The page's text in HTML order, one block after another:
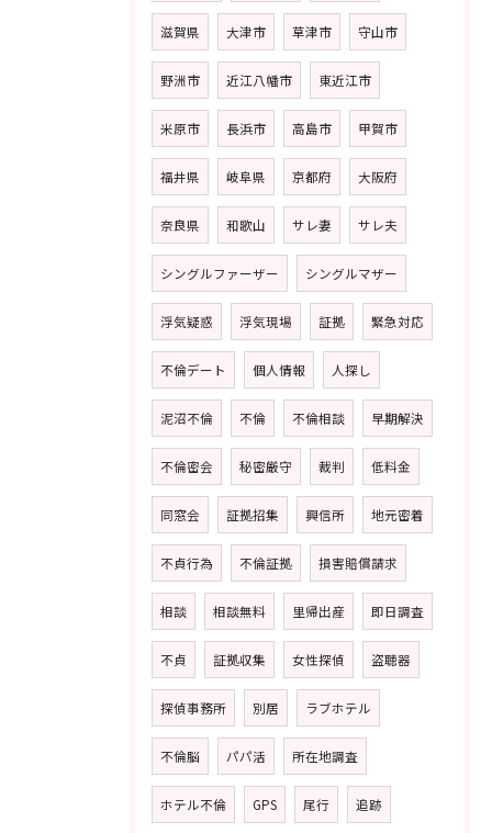
滋賀県 大津市 草津市 守山市
野洲市 近江八幡市 東近江市
米原市 長浜市 高島市 甲賀市
福井県 岐阜県 京都府 大阪府
奈良県 和歌山 サレ妻 サレ夫
シングルファーザー シングルマザー
浮気疑惑 浮気現場 証拠 緊急対応
不倫デート 個人情報 人探し
泥沼不倫 不倫 不倫相談 早期解決
不倫密会 秘密厳守 裁判 低料金
同窓会 証拠招集 興信所 地元密着
不貞行為 不倫証拠 損害賠償請求
相談 相談無料 里帰出産 即日調査
不貞 証拠収集 女性探偵 盗聴器
探偵事務所 別居 ラブホテル
不倫脳 パパ活 所在地調査
ホテル不倫 GPS 尾行 追跡